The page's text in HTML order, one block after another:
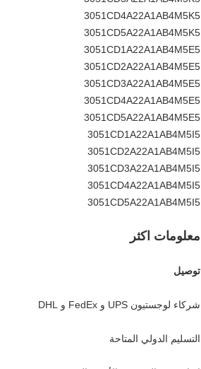
3051CD4A22A1AB4M5K5
3051CD5A22A1AB4M5K5
3051CD1A22A1AB4M5E5
3051CD2A22A1AB4M5E5
3051CD3A22A1AB4M5E5
3051CD4A22A1AB4M5E5
3051CD5A22A1AB4M5E5
3051CD1A22A1AB4M5I5
3051CD2A22A1AB4M5I5
3051CD3A22A1AB4M5I5
3051CD4A22A1AB4M5I5
3051CD5A22A1AB4M5I5
معلومات اكثر
توصيل
شركاء لوجستيون UPS و FedEx و DHL
التسليم الدولي المتاحة